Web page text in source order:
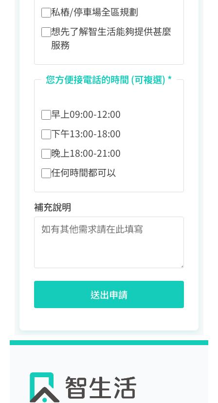
私樁/停車場全區規劃
想先了解智生活能夠提供甚麼
服務
您方便接電話的時間 (可複選) *
早上09:00-12:00
下午13:00-18:00
晚上18:00-21:00
任何時間都可以
補充說明
送出申請